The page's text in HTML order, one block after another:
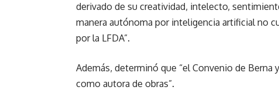
derivado de su creatividad, intelecto,
manera autónoma por inteligencia artificial no
por la LFDA”.
Además, determinó que “el Convenio de
como autora de obras”.